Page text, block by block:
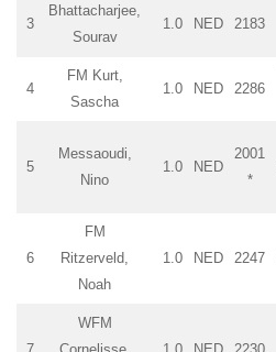
3
Bhattacharjee,
Sourav
1.0 NED 2183
4
FM Kurt,
Sascha
1.0 NED 2286
5
Messaoudi,
Nino
1.0 NED
2001
*
6
FM
Ritzerveld,
Noah
1.0 NED 2247
WFM